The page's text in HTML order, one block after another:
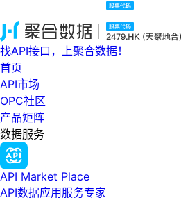
找API接口，上聚合数据！
首页
API市场
OPC社区
产品矩阵
数据服务
API Market Place
API数据应用服务专家